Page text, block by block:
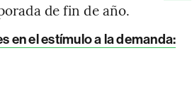
de fin de año.
en el estímulo a la demanda: